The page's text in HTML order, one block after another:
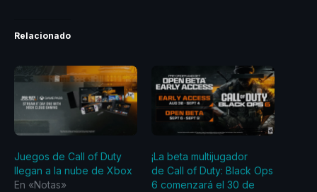
Relacionado
Juegos de Call of Duty
llegan a la nube de Xbox
En «Notas»
¡La beta multijugador
de Call of Duty: Black Ops
6 comenzará el 30 de